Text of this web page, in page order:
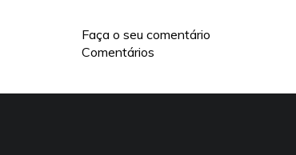
Faça o seu comentário
Comentários